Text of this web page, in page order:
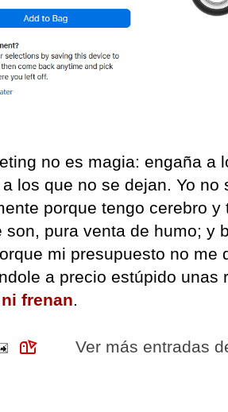
no es magia: engaña a
los que no se dejan. Yo
porque tengo cerebro
son, pura venta de humo; y
mi presupuesto no me
a precio estúpido unas
ni frenan.
Ver más entradas